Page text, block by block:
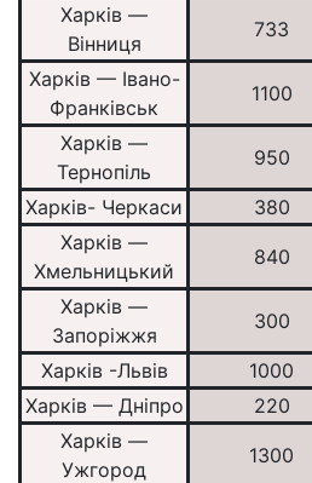
Харків —
Вінниця
733
Харків — Івано-
Франківськ
1100
Харків —
Тернопіль
950
Харків- Черкаси 380
Харків —
Хмельницький
840
Харків —
Запоріжжя
300
Харків -Львів 1000
Харків — Дніпро
220
Харків —
Ужгород
1300